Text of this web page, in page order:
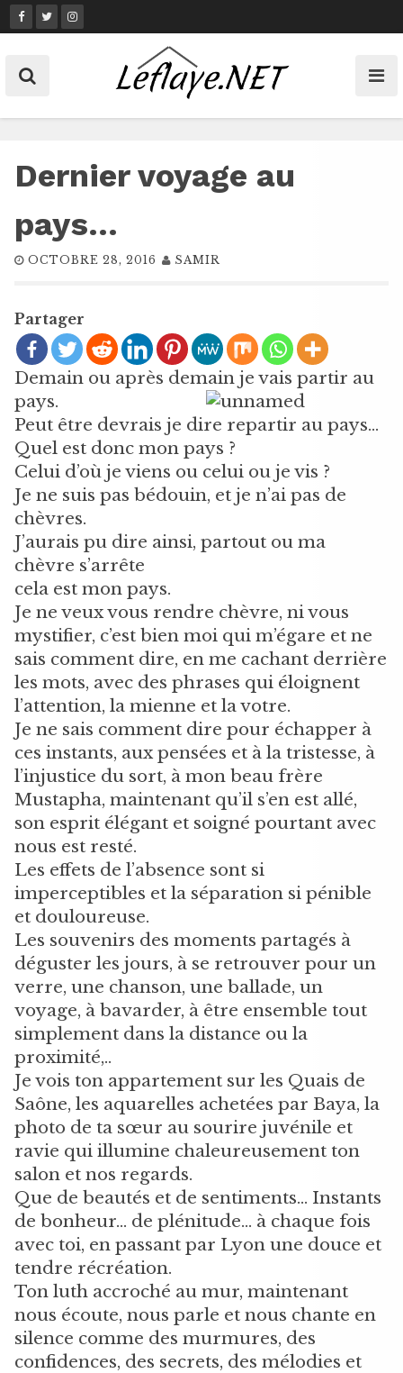
Skip
to
Dernier voyage au
pays…
OCTOBRE 28, 2016 SAMIR
Partager
Demain ou après demain je vais partir au
pays.
Peut être devrais je dire repartir au pays…
Quel est donc mon pays ?
Celui d’où je viens ou celui ou je vis ?
Je ne suis pas bédouin, et je n’ai pas de
chèvres.
J’aurais pu dire ainsi, partout ou ma
chèvre s’arrête
cela est mon pays.
Je ne veux vous rendre chèvre, ni vous
mystifier, c’est bien moi qui m’égare et ne
sais comment dire, en me cachant derrière
les mots, avec des phrases qui éloignent
l’attention, la mienne et la votre.
Je ne sais comment dire pour échapper à
ces instants, aux pensées et à la tristesse, à
l’injustice du sort, à mon beau frère
Mustapha, maintenant qu’il s’en est allé,
son esprit élégant et soigné pourtant avec
nous est resté.
Les effets de l’absence sont si
imperceptibles et la séparation si pénible
et douloureuse.
Les souvenirs des moments partagés à
déguster les jours, à se retrouver pour un
verre, une chanson, une ballade, un
voyage, à bavarder, à être ensemble tout
simplement dans la distance ou la
proximité,..
Je vois ton appartement sur les Quais de
Saône, les aquarelles achetées par Baya, la
photo de ta sœur au sourire juvénile et
ravie qui illumine chaleureusement ton
salon et nos regards.
Que de beautés et de sentiments… Instants
de bonheur… de plénitude… à chaque fois
avec toi, en passant par Lyon une douce et
tendre récréation.
Ton luth accroché au mur, maintenant
nous écoute, nous parle et nous chante en
silence comme des murmures, des
confidences, des secrets, des mélodies et